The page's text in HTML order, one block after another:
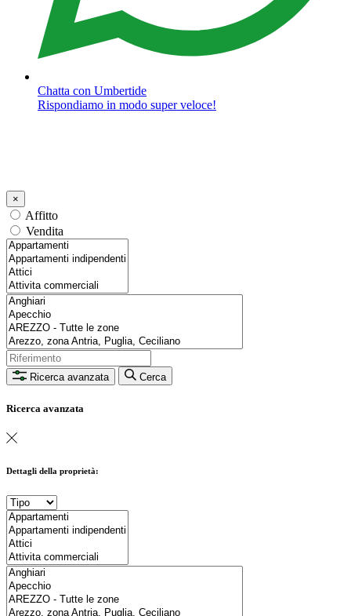
Chatta con Umbertide
Rispondiamo in modo super veloce!
×
Affitto
Vendita
Ricerca avanzata Cerca
Ricerca avanzata
Dettagli della proprietà: